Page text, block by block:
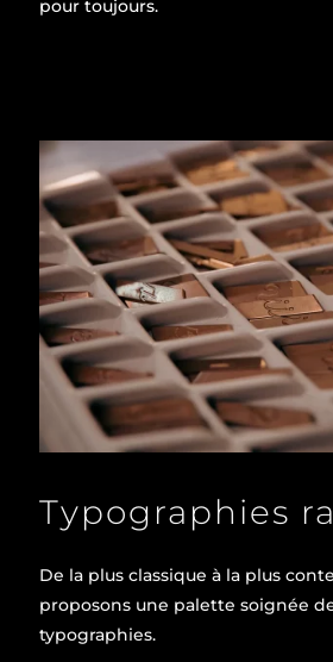
pour toujours.
Typographies
De la plus classique à la plus
proposons une palette soignée
typographies.